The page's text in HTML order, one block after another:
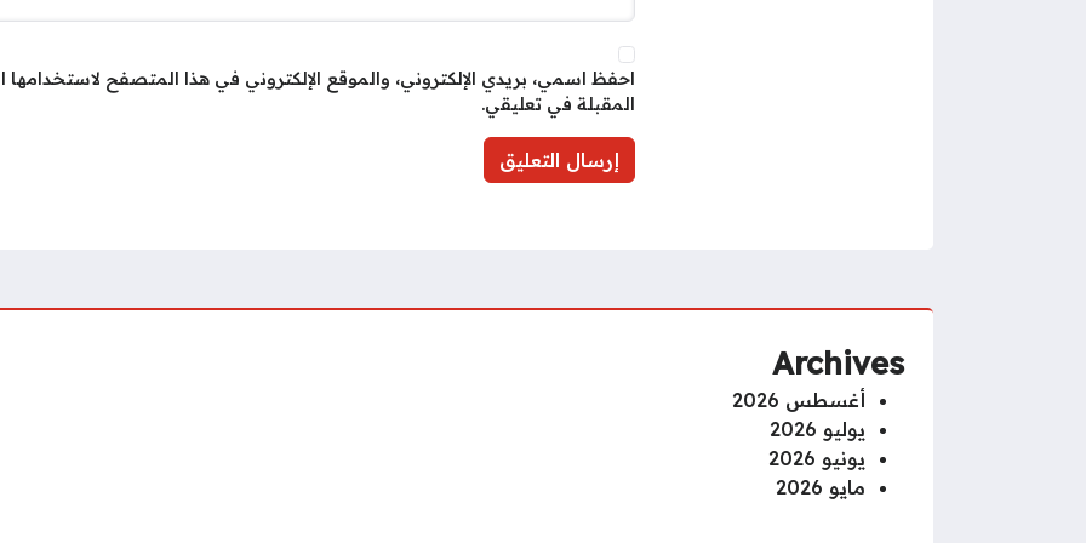
احفظ اسمي، بريدي الإلكتروني، والموقع الإلكتروني في هذا المتصفح لاستخدامها
المقبلة في تعليقي.
Archives
أغسطس 2026
يوليو 2026
يونيو 2026
مايو 2026